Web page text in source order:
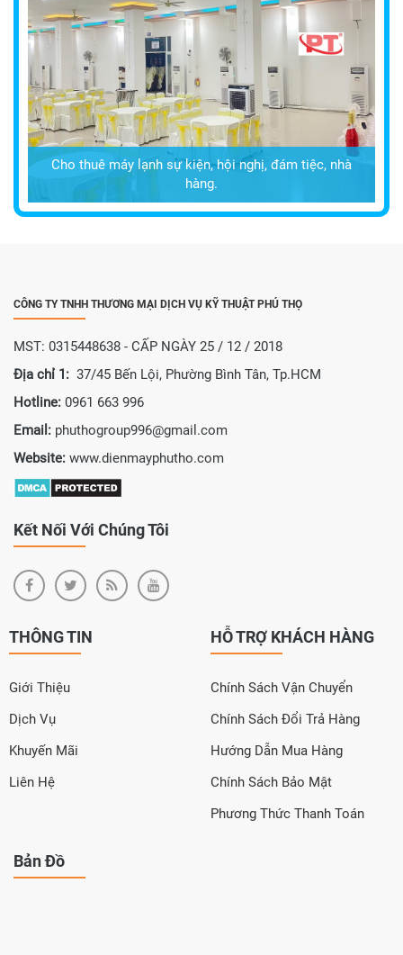
Cho thuê máy lạnh sự kiện, hội nghị, đám tiệc, nhà
hàng.
CÔNG TY TNHH THƯƠNG MẠI DỊCH VỤ KỸ THUẬT PHÚ THỌ
MST: 0315448638 - CẤP NGÀY 25 / 12 / 2018
Địa chỉ 1: 37/45 Bến Lội, Phường Bình Tân, Tp.HCM
Hotline: 0961 663 996
Email: phuthogroup996@gmail.com
Website: www.dienmayphutho.com
Kết Nối Với Chúng Tôi
THÔNG TIN
Giới Thiệu
Dịch Vụ
Khuyến Mãi
Liên Hệ
HỖ TRỢ KHÁCH HÀNG
Chính Sách Vận Chuyển
Chính Sách Đổi Trả Hàng
Hướng Dẫn Mua Hàng
Chính Sách Bảo Mật
Phương Thức Thanh Toán
Bản Đồ